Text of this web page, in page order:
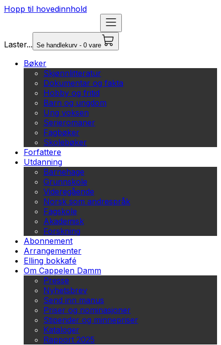
Hopp til hovedinnhold
Laster... Se handlekurv - 0 vare
Bøker
Skjønnlitteratur
Dokumentar og fakta
Hobby og fritid
Barn og ungdom
Ung voksen
Serieromaner
Fagbøker
Skolebøker
Forfattere
Utdanning
Barnehage
Grunnskole
Videregående
Norsk som andrespråk
Fagskole
Akademisk
Forskning
Abonnement
Arrangementer
Elling bokkafé
Om Cappelen Damm
Presse
Nyhetsbrev
Send inn manus
Priser og nominasjoner
Stipender og minnepriser
Kataloger
Rapport 2025